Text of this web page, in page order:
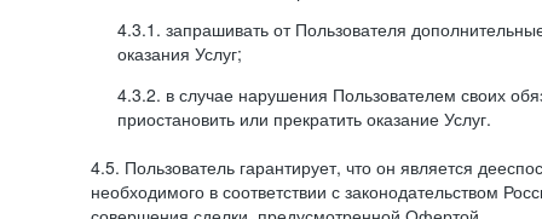
4.3.1. запрашивать от Пользователя
оказания Услуг;
4.3.2. в случае нарушения Пользователем своих
приостановить или прекратить оказание Услуг.
4.5. Пользователь гарантирует, что он является
необходимого в соответствии с законодательством